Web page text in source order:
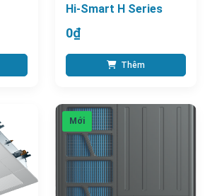
Hi-Smart H Series
0₫
Thêm
Mới